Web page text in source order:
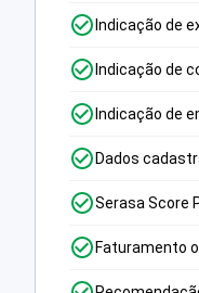
Indicação de
Indicação de
Indicação de
Dados
Serasa Score
Faturamento